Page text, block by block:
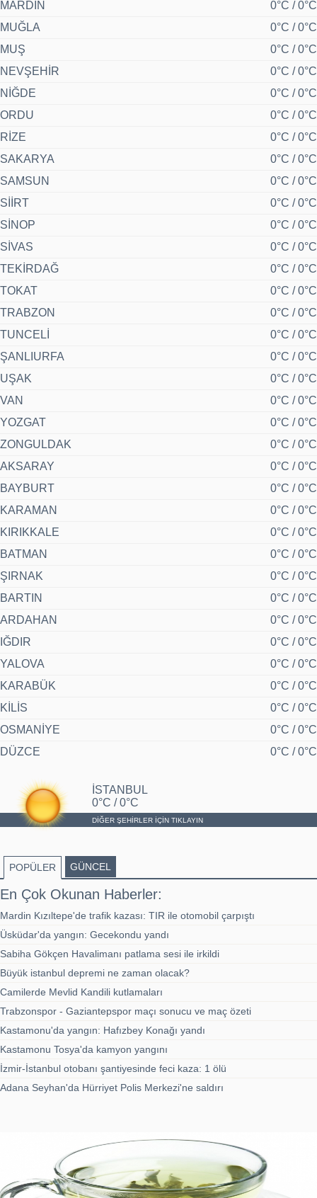
MARDİN
0°C / 0°C
MUĞLA
0°C / 0°C
MUŞ
0°C / 0°C
NEVŞEHİR
0°C / 0°C
NİĞDE
0°C / 0°C
ORDU
0°C / 0°C
RİZE
0°C / 0°C
SAKARYA
0°C / 0°C
SAMSUN
0°C / 0°C
SİİRT
0°C / 0°C
SİNOP
0°C / 0°C
SİVAS
0°C / 0°C
TEKİRDAĞ
0°C / 0°C
TOKAT
0°C / 0°C
TRABZON
0°C / 0°C
TUNCELİ
0°C / 0°C
ŞANLIURFA
0°C / 0°C
UŞAK
0°C / 0°C
VAN
0°C / 0°C
YOZGAT
0°C / 0°C
ZONGULDAK
0°C / 0°C
AKSARAY
0°C / 0°C
BAYBURT
0°C / 0°C
KARAMAN
0°C / 0°C
KIRIKKALE
0°C / 0°C
BATMAN
0°C / 0°C
ŞIRNAK
0°C / 0°C
BARTIN
0°C / 0°C
ARDAHAN
0°C / 0°C
IĞDIR
0°C / 0°C
YALOVA
0°C / 0°C
KARABÜK
0°C / 0°C
KİLİS
0°C / 0°C
OSMANİYE
0°C / 0°C
DÜZCE
0°C / 0°C
İSTANBUL
0°C / 0°C
DİĞER ŞEHİRLER İÇİN TIKLAYIN
POPÜLER GÜNCEL
En Çok Okunan Haberler:
Mardin Kızıltepe'de trafik kazası: TIR ile otomobil çarpıştı
Üsküdar'da yangın: Gecekondu yandı
Sabiha Gökçen Havalimanı patlama sesi ile irkildi
Büyük istanbul depremi ne zaman olacak?
Camilerde Mevlid Kandili kutlamaları
Trabzonspor - Gaziantepspor maçı sonucu ve maç özeti
Kastamonu'da yangın: Hafızbey Konağı yandı
Kastamonu Tosya'da kamyon yangını
İzmir-İstanbul otobanı şantiyesinde feci kaza: 1 ölü
Adana Seyhan'da Hürriyet Polis Merkezi'ne saldırı